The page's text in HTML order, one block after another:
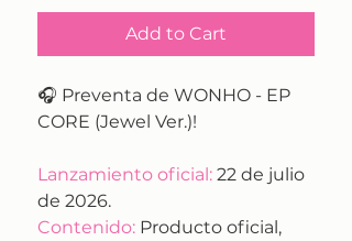
Add to Cart
🎧 Preventa de WONHO - EP
CORE (Jewel Ver.)!
Lanzamiento oficial: 22 de julio
de 2026.
Contenido: Producto oficial,